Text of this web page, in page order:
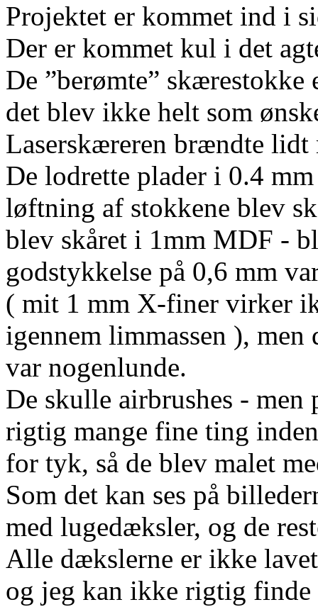
Projektet er kommet ind i
Der er kommet kul i det
De ”berømte”
det blev ikke helt som
Laserskæreren brændte
De lodrette plader i 0.4
løftning af stokkene blev
blev skåret i 1mm MDF -
godstykkelse på 0,6 mm
( mit 1 mm X-finer virker
igennem limmassen ),
var nogenlunde.
De skulle airbrushes -
rigtig mange fine ting
for tyk, så de blev malet
Som det kan ses på
med lugedæksler, og de
Alle dækslerne er ikke
og jeg kan ikke rigtig finde